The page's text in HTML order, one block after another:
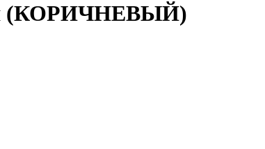
(КОРИЧНЕВЫЙ)